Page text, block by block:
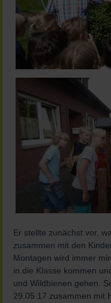
Er stellte zunächst vor,
zusammen mit den
Montagen wird immer
in die Klasse kommen
und Wildbienen gehen.
29.05.17 zusammen mit